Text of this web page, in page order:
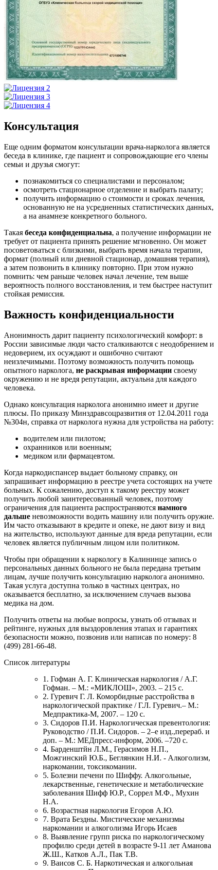
Консультация
Еще одним форматом консультации врача-нарколога является
беседа в клинике, где пациент и сопровождающие его члены
семьи и друзья смогут:
познакомиться со специалистами и персоналом;
осмотреть стационарное отделение и выбрать палату;
получить информацию о стоимости и сроках лечения,
основанную не на усредненных статистических данных,
а на анамнезе конкретного больного.
Такая беседа конфиденциальна, а получение информации не
требует от пациента принять решение мгновенно. Он может
посоветоваться с близкими, выбрать время начала терапии,
формат (полный или дневной стационар, домашняя терапия),
а затем позвонить в клинику повторно. При этом нужно
помнить: чем раньше человек начал лечение, тем выше
вероятность полного восстановления, и тем быстрее наступит
стойкая ремиссия.
Важность конфиденциальности
Анонимность дарит пациенту психологический комфорт: в
России зависимые люди часто сталкиваются с неодобрением и
недоверием, их осуждают и ошибочно считают
неизлечимыми. Поэтому возможность получить помощь
опытного нарколога, не раскрывая информации своему
окружению и не вредя репутации, актуальна для каждого
человека.
Однако консультация нарколога анонимно имеет и другие
плюсы. По приказу Минздравсоцразвития от 12.04.2011 года
№304н, справка от нарколога нужна для устройства на работу:
водителем или пилотом;
охранников или военным;
медиком или фармацевтом.
Когда наркодиспансер выдает больному справку, он
запрашивает информацию в реестре учета состоящих на учете
больных. К сожалению, доступ к такому реестру может
получить любой заинтересованный человек, поэтому
ограничения для пациента распространяются намного
дальше невозможности водить машину или получить оружие.
Им часто отказывают в кредите и опеке, не дают визу и вид
на жительство, используют данные для вреда репутации, если
человек является публичным лицом или политиком.
Чтобы при обращении к наркологу в Калининце запись о
персональных данных больного не была передана третьим
лицам, лучше получить консультацию нарколога анонимно.
Такая услуга доступна только в частных центрах, но
оказывается бесплатно, за исключением случаев вызова
медика на дом.
Получить ответы на любые вопросы, узнать об отзывах и
рейтинге, нужных для выздоровления этапах и гарантиях
безопасности можно, позвонив или написав по номеру: 8
(499) 281-66-48.
Список литературы
1. Гофман А. Г. Клиническая наркология / А.Г.
Гофман. – М.: «МИКЛОШ», 2003. – 215 с.
2. Гуревич Г. Л. Коморбидные расстройства в
наркологической практике / Г.Л. Гуревич.– М.:
Медпрактика-М, 2007. – 120 с.
3. Сидоров П.И. Наркологическая превентология:
Руководство / П.И. Сидоров. – 2–е изд.,перераб. и
доп. – М.: МЕДпресс-информ, 2006. –720 с.
4. Барденштйн Л.М., Герасимов Н.П.,
Можгинский Ю.Б., Беглянкин Н.И. - Алкоголизм,
наркомании, токсикомании.
5. Болезни печени по Шиффу. Алкогольные,
лекарственные, генетические и метаболические
заболевания Шифф Ю.Р., Соррел М.Ф., Мухин
Н.А.
6. Возрастная наркология Егоров А.Ю.
7. Врата Бездны. Мистические механизмы
наркомании и алкоголизма Игорь Исаев
8. Выявление групп риска по наркологическому
профилю среди детей в возрасте 9-11 лет Аманова
Ж.Ш., Катков А.Л., Пак Т.В.
9. Ваисов С. Б. Наркотическая и алкогольная